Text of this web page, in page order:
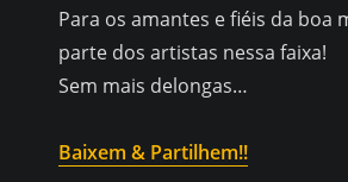
Para os amantes e fiéis da
parte dos artistas nessa faixa!
Sem mais delongas…
Baixem & Partilhem!!